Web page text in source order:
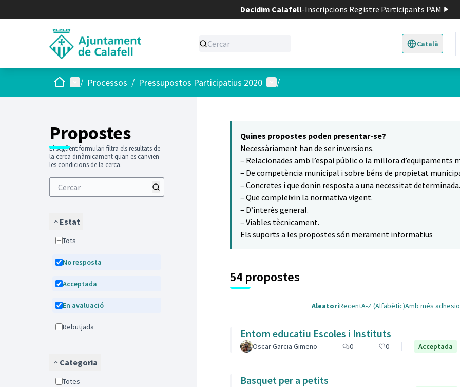
Decidim Calafell-Inscripcions Registre Participants PAM
Català
Triar la llengua
Inici Menú principal
/ Processos / Pressupostos Participatius 2020 Menú d'usuari
/
Propostes
El següent formulari filtra els resultats de
la cerca dinàmicament quan es canvien
les condicions de la cerca.
Estat
Tots
No resposta
Acceptada
En avaluació
Rebutjada
Categoria
Totes
Quines propostes poden presentar-se?
Necessàriament han de ser inversions.
– Relacionades amb l’espai públic o la millora d’equipaments
– De competència municipal i sobre béns de propietat
– Concretes i que donin resposta a una necessitat determinada.
– Que compleixin la normativa vigent.
– D’interès general.
– Viables tècnicament.
Els suports a les propostes són merament informatius
54 propostes
AleatoriRecentA-Z (Alfabètic)Amb més
Entorn educatiu Escoles i Instituts
Oscar Garcia Gimeno 0 0 Acceptada
Basquet per a petits